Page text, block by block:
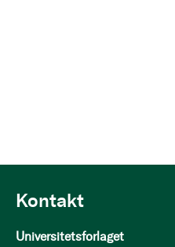
Kontakt
Universitetsforlaget